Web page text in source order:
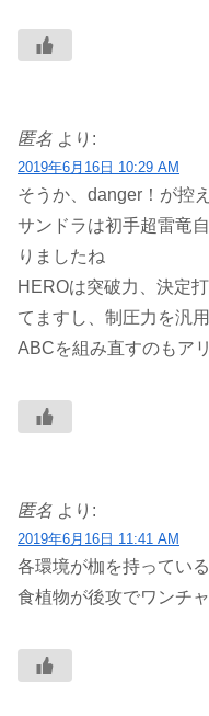
匿名 より:
2019年6月16日 10:29 AM
そうか、danger！が控
サンドラは初手超雷竜
りましたね
HEROは突破力、決定
てますし、制圧力を汎
ABCを組み直すのもア
匿名 より:
2019年6月16日 11:41 AM
各環境が枷を持ってい
食植物が後攻でワンチ